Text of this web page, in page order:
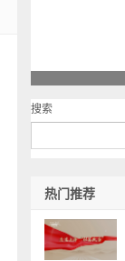
搜索
热门推荐